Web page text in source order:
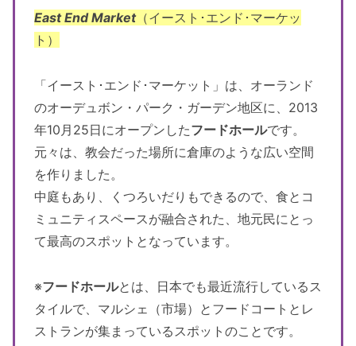
East End Market（イースト･エンド･マーケッ
ト）
「イースト･エンド･マーケット」は、オーランド
のオーデュボン・パーク・ガーデン地区に、2013
年10月25日にオープンしたフードホールです。
元々は、教会だった場所に倉庫のような広い空間
を作りました。
中庭もあり、くつろいだりもできるので、食とコ
ミュニティスペースが融合された、地元民にとっ
て最高のスポットとなっています。
※フードホールとは、日本でも最近流行しているス
タイルで、マルシェ（市場）とフードコートとレ
ストランが集まっているスポットのことです。